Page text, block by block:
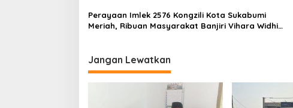
Perayaan Imlek 2576 Kongzili Kota Sukabumi
Meriah, Ribuan Masyarakat Banjiri Vihara Widhi
Jangan Lewatkan